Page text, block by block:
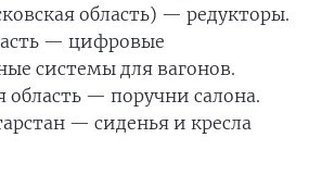
область) — редукторы.
— цифровые
системы для вагонов.
область — поручни салона.
— сиденья и кресла